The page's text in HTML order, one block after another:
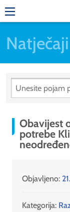
Natječaji
Obavijest
potrebe
Objavljeno:
Kategorija: